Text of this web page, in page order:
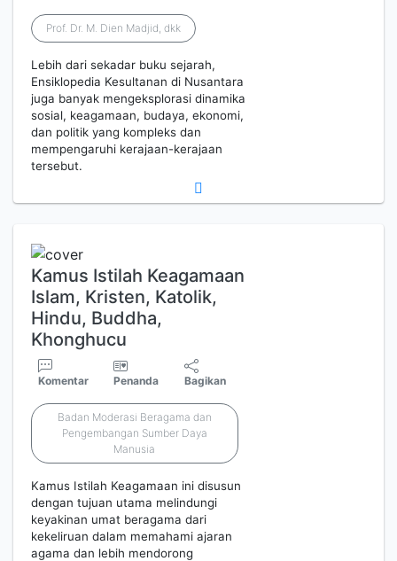
Prof. Dr. M. Dien Madjid, dkk
Lebih dari sekadar buku sejarah,
Ensiklopedia Kesultanan di Nusantara
juga banyak mengeksplorasi dinamika
sosial, keagamaan, budaya, ekonomi,
dan politik yang kompleks dan
mempengaruhi kerajaan-kerajaan
tersebut.
Kamus Istilah Keagamaan
Islam, Kristen, Katolik,
Hindu, Buddha,
Khonghucu
Komentar Penanda Bagikan
Badan Moderasi Beragama dan
Pengembangan Sumber Daya
Manusia
Kamus Istilah Keagamaan ini disusun
dengan tujuan utama melindungi
keyakinan umat beragama dari
kekeliruan dalam memahami ajaran
agama dan lebih mendorong